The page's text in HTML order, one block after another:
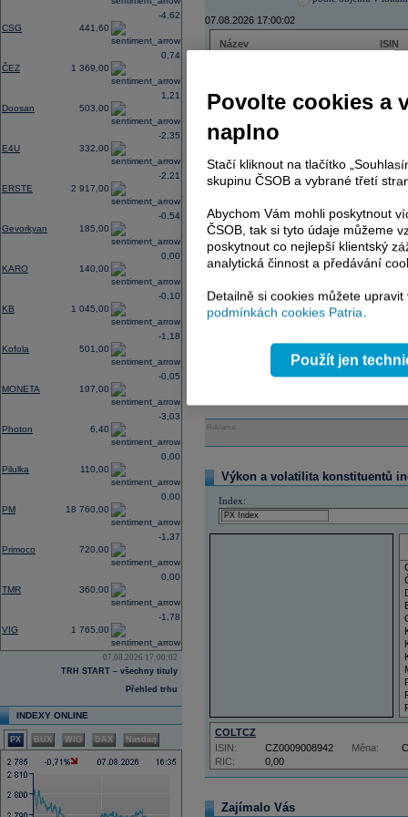
CSG 441,60
-4,62
ČEZ 1 369,00
0,74
Doosan 503,00
1,21
E4U 332,00
-2,35
ERSTE 2 917,00
-2,21
Gevorkyan 185,00
-0,54
KARO 140,00
0,00
KB 1 045,00
-0,10
Kofola 501,00
-1,18
MONETA 197,00
-0,05
Photon 6,40
-3,03
Pilulka 110,00
0,00
PM 18 760,00
0,00
Primoco 720,00
-1,37
TMR 360,00
0,00
VIG 1 765,00
-1,78
07.08.2026 17:00:02
TRH START – všechny tituly
Přehled trhu
INDEXY ONLINE
PX BUX WIG DAX Nasdaq
07.08.2026 17:00:02
Název
ISIN
ERSTE BANK
TMR
AD index - vývoj
Region
Reklama
Výkon a volatilita konstituentů
Index:
COLTCZ
RIC: 0,00
ISIN: CZ0009008942 Měna:
Zajímalo Vás
Povolte cookies a
naplno
Stačí kliknout na tlačítko
skupinu ČSOB a vybrané třetí
Abychom Vám mohli poskytnout
ČSOB, tak si tyto údaje můžeme
poskytnout co nejlepší klientský
analytická činnost a předávání
Detailně si cookies můžete
podmínkách cookies Patria.
Použít jen